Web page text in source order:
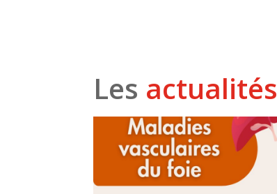
Les actualités